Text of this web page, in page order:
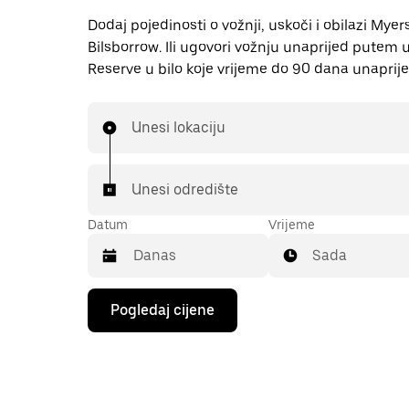
Dodaj pojedinosti o vožnji, uskoči i obilazi
Bilsborrow. Ili ugovori vožnju unaprijed putem
Reserve u bilo koje vrijeme do 90 dana
Unesi lokaciju
Unesi odredište
Datum
Pritisni
tipku
sa
Vrijeme
Sada
Pogledaj cijene